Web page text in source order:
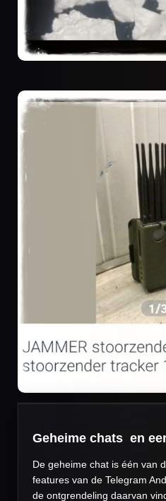
Geheime chats en
De geheime chat is één van
features van de Telegram
de ontgrendeling daarvan